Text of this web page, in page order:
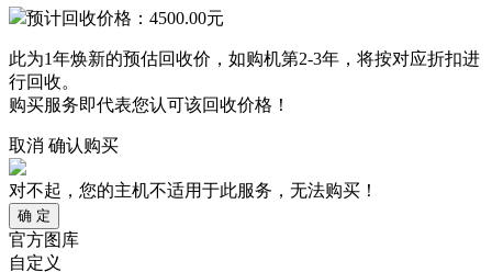
预计回收价格： 4500.00元
此为1年焕新的预估回收价，如购机第2-3年，将按对应折扣进
行回收。
购买服务即代表您认可该回收价格！
取消 确认购买
对不起，您的主机不适用于此服务，无法购买！
确 定
官方图库
自定义